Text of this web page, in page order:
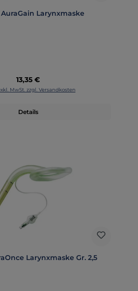
Larynxmaske
Regulärer Preis:
13,35 €
MwSt. zzgl. Versandkosten
Details
Larynxmaske Gr. 2,5